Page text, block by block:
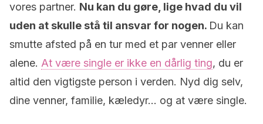
vores partner. Nu kan du gøre, lige hvad du vil
uden at skulle stå til ansvar for nogen. Du kan
smutte afsted på en tur med et par venner eller
alene. At være single er ikke en dårlig ting, du er
altid den vigtigste person i verden. Nyd dig selv,
dine venner, familie, kæledyr… og at være single.